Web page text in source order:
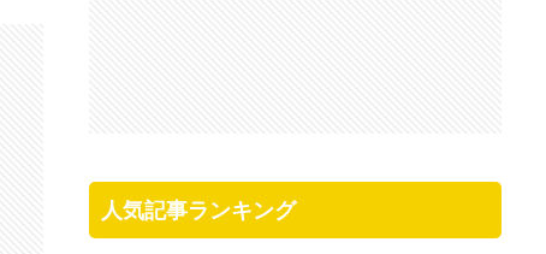
人気記事ランキング